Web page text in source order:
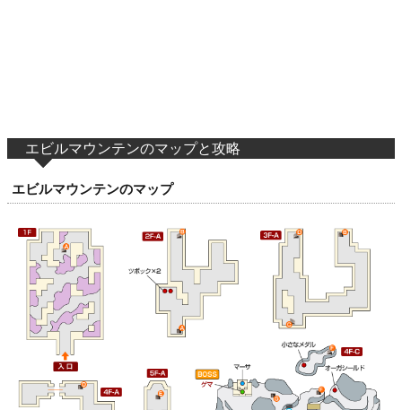
エビルマウンテンのマップと攻略
エビルマウンテンのマップ